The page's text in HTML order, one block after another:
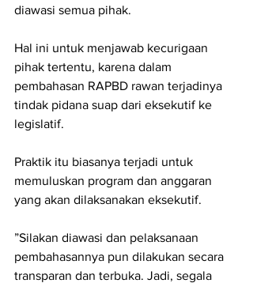
diawasi semua pihak.
Hal ini untuk menjawab kecurigaan
pihak tertentu, karena dalam
pembahasan RAPBD rawan terjadinya
tindak pidana suap dari eksekutif ke
legislatif.
Praktik itu biasanya terjadi untuk
memuluskan program dan anggaran
yang akan dilaksanakan eksekutif.
”Silakan diawasi dan pelaksanaan
pembahasannya pun dilakukan secara
transparan dan terbuka. Jadi, segala